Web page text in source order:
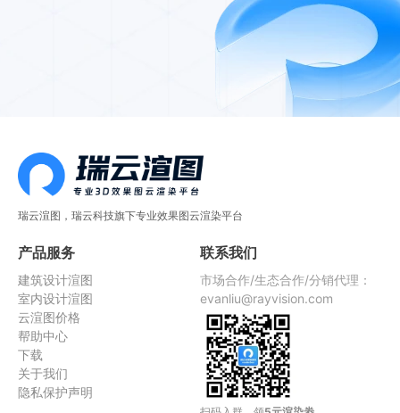
瑞云渲图，瑞云科技旗下专业效果图云渲染平台
产品服务
建筑设计渲图
室内设计渲图
云渲图价格
帮助中心
下载
关于我们
隐私保护声明
联系我们
市场合作/生态合作/分销代理：
evanliu@rayvision.com